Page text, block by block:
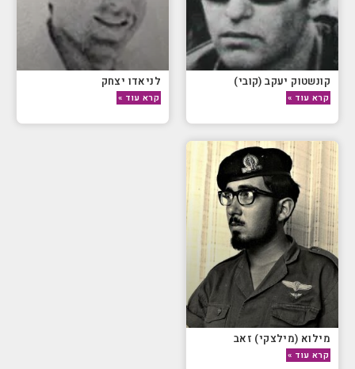
קונשטוק יעקב (קובי)
קרא עוד »
לניאדו יצחק
קרא עוד »
מילוא (מילצקי) זאב
קרא עוד »